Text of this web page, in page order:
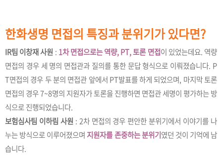
한화생명 면접의 특징과 분위기가 있다면?
IR팀 이창재 사원 : 1차 면접으로는 역량, PT, 토론 면접이 있었는데요. 역량
면접의 경우 세 명의 면접관과 질의를 통한 문답 형식으로 이뤄졌습니다. P
T면접의 경우 두 분의 면접관 앞에서 PT발표를 하게 되었으며, 마지막 토론
면접의 경우 7~8명의 지원자가 토론을 진행하면 면접관 세명이 평가하는 방
식으로 진행되었습니다.
보험심사팀 이하림 사원 : 2차 면접의 경우 편안한 분위기에서 이야기를 나
누는 방식으로 이루어졌으며 지원자를 존중하는 분위기였던 것이 기억에 남
습니다.